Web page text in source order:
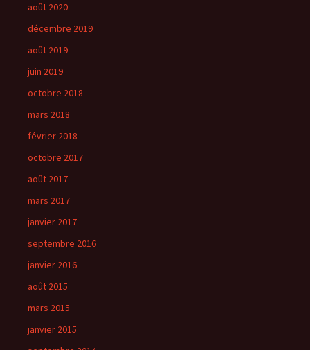
août 2020
décembre 2019
août 2019
juin 2019
octobre 2018
mars 2018
février 2018
octobre 2017
août 2017
mars 2017
janvier 2017
septembre 2016
janvier 2016
août 2015
mars 2015
janvier 2015